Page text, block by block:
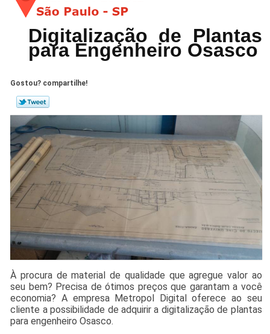
Digitalização de Plantas
para Engenheiro Osasco
Gostou? compartilhe!
À procura de material de qualidade que agregue valor ao
seu bem? Precisa de ótimos preços que garantam a você
economia? A empresa Metropol Digital oferece ao seu
cliente a possibilidade de adquirir a digitalização de plantas
para engenheiro Osasco.